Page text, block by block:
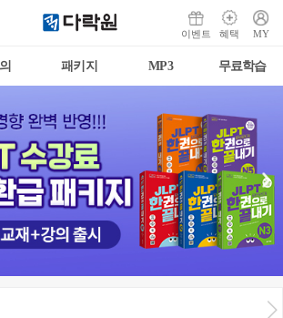
이벤트 혜택 MY
패키지 MP3 무료학습